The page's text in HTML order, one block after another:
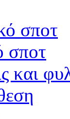
σποτ
σποτ
και